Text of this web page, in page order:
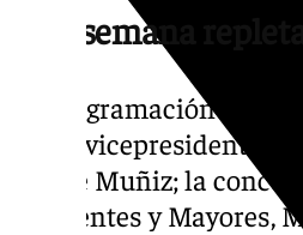
Una semana
La programación de la
por la vicepresidenta
Marilé Muñiz; la
Residentes y Mayores,